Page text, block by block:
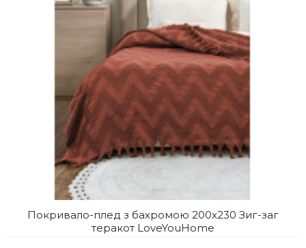
Покривало-плед з бахромою 200х230 Зиг-заг
теракот LoveYouHome